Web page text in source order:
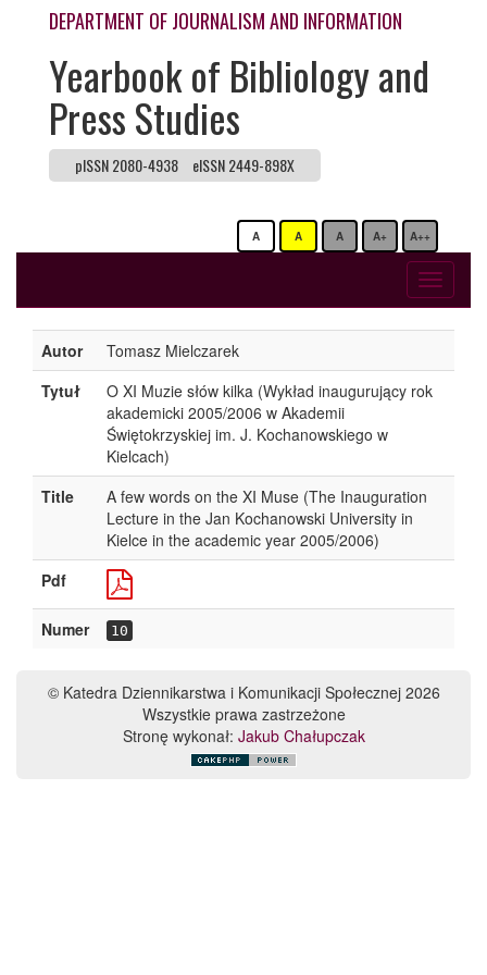
DEPARTMENT OF JOURNALISM AND INFORMATION
Yearbook of Bibliology and
Press Studies
pISSN 2080-4938 eISSN 2449-898X
A A A A+ A++
Toggle
Autor
Tomasz Mielczarek
Tytuł
O XI Muzie słów kilka (Wykład inaugurujący rok
akademicki 2005/2006 w Akademii
Świętokrzyskiej im. J. Kochanowskiego w
Kielcach)
Title
A few words on the XI Muse (The Inauguration
Lecture in the Jan Kochanowski University in
Kielce in the academic year 2005/2006)
Pdf
Numer 10
© Katedra Dziennikarstwa i Komunikacji Społecznej 2026
Wszystkie prawa zastrzeżone
Stronę wykonał: Jakub Chałupczak